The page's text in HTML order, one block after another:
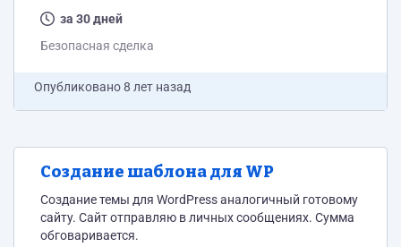
за 30 дней
Безопасная сделка
Опубликовано8 лет назад
Создание шаблона для WP
Создание темы для WordPress аналогичный готовому
сайту. Сайт отправляю в личных сообщениях. Сумма
обговаривается.